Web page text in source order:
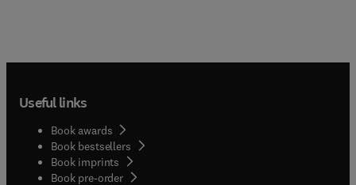
Useful links
Book awards
Book bestsellers
Book imprints
Book pre-order